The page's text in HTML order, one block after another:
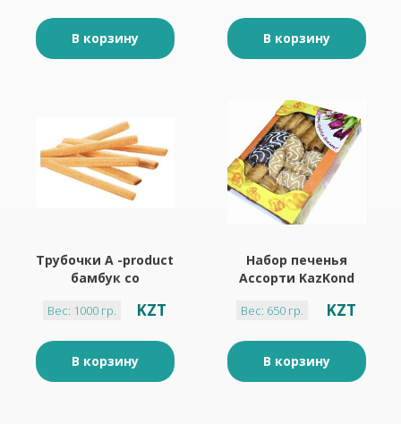
В корзину В корзину
Трубочки A -product
бамбук со
Вес: 1000 гр. KZT
В корзину
Набор печенья
Ассорти KazKond
Вес: 650 гр. KZT
В корзину